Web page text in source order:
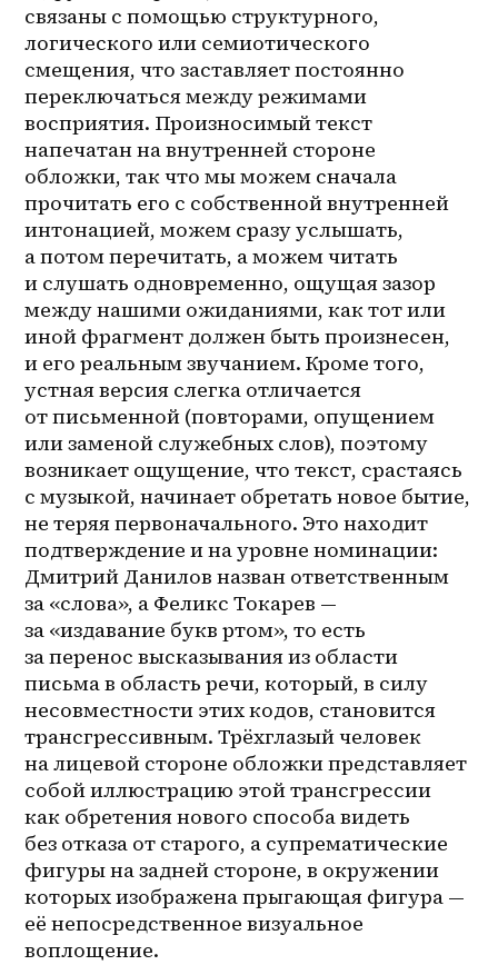
связаны с помощью структурного,
логического или семиотического
смещения, что заставляет постоянно
переключаться между режимами
восприятия. Произносимый текст
напечатан на внутренней стороне
обложки, так что мы можем сначала
прочитать его с собственной внутренней
интонацией, можем сразу услышать,
а потом перечитать, а можем читать
и слушать одновременно, ощущая зазор
между нашими ожиданиями, как тот или
иной фрагмент должен быть произнесен,
и его реальным звучанием. Кроме того,
устная версия слегка отличается
от письменной (повторами, опущением
или заменой служебных слов), поэтому
возникает ощущение, что текст, срастаясь
с музыкой, начинает обретать новое бытие,
не теряя первоначального. Это находит
подтверждение и на уровне номинации:
Дмитрий Данилов назван ответственным
за «слова», а Феликс Токарев —
за «издавание букв ртом», то есть
за перенос высказывания из области
письма в область речи, который, в силу
несовместности этих кодов, становится
трансгрессивным. Трёхглазый человек
на лицевой стороне обложки представляет
собой иллюстрацию этой трансгрессии
как обретения нового способа видеть
без отказа от старого, а супрематические
фигуры на задней стороне, в окружении
которых изображена прыгающая фигура —
её непосредственное визуальное
воплощение.